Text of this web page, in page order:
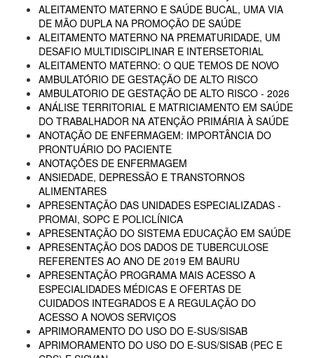
ALEITAMENTO MATERNO E SAÚDE BUCAL, UMA VIA
DE MÃO DUPLA NA PROMOÇÃO DE SAÚDE
ALEITAMENTO MATERNO NA PREMATURIDADE, UM
DESAFIO MULTIDISCIPLINAR E INTERSETORIAL
ALEITAMENTO MATERNO: O QUE TEMOS DE NOVO
AMBULATÓRIO DE GESTAÇÃO DE ALTO RISCO
AMBULATORIO DE GESTAÇÃO DE ALTO RISCO - 2026
ANÁLISE TERRITORIAL E MATRICIAMENTO EM SAÚDE
DO TRABALHADOR NA ATENÇÃO PRIMÁRIA À SAÚDE
ANOTAÇÃO DE ENFERMAGEM: IMPORTÂNCIA DO
PRONTUÁRIO DO PACIENTE
ANOTAÇÕES DE ENFERMAGEM
ANSIEDADE, DEPRESSÃO E TRANSTORNOS
ALIMENTARES
APRESENTAÇÃO DAS UNIDADES ESPECIALIZADAS -
PROMAI, SOPC E POLICLÍNICA
APRESENTAÇÃO DO SISTEMA EDUCAÇÃO EM SAÚDE
APRESENTAÇÃO DOS DADOS DE TUBERCULOSE
REFERENTES AO ANO DE 2019 EM BAURU
APRESENTAÇÃO PROGRAMA MAIS ACESSO A
ESPECIALIDADES MÉDICAS E OFERTAS DE
CUIDADOS INTEGRADOS E A REGULAÇÃO DO
ACESSO A NOVOS SERVIÇOS
APRIMORAMENTO DO USO DO E-SUS/SISAB
APRIMORAMENTO DO USO DO E-SUS/SISAB (PEC E